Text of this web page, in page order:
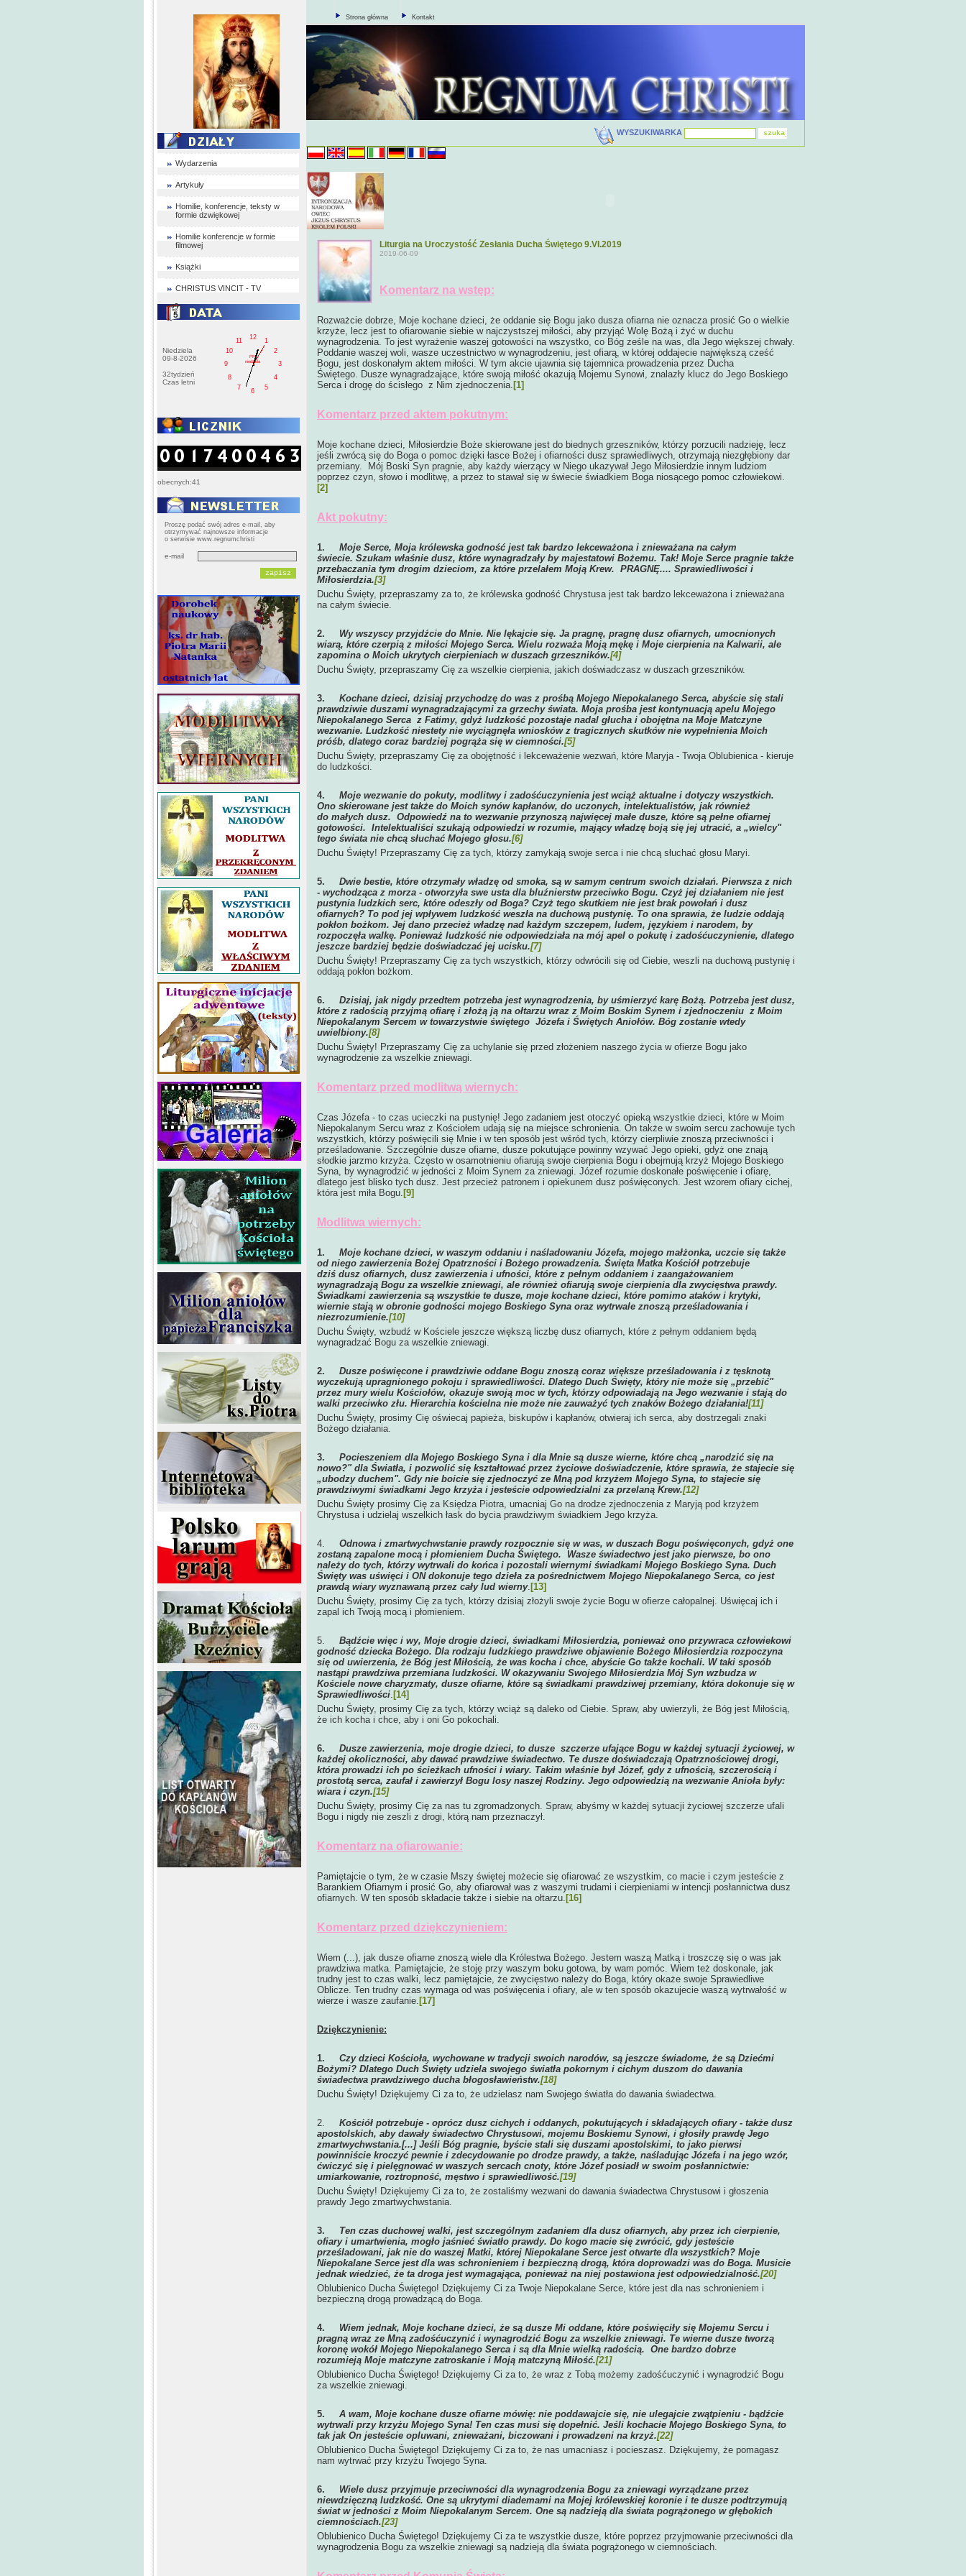
Wydarzenia
Artykuły
Homilie, konferencje, teksty w
formie dzwiękowej
Homilie konferencje w formie
filmowej
Książki
CHRISTUS VINCIT - TV
Niedziela
09-8-2026
32tydzień
Czas letni
1
2
3
4
5
6
7
8
9
10
11
12
PM
niedziela
obecnych:41
Proszę podać swój adres e-mail, aby
otrzymywać najnowsze informacje
o serwisie www.regnumchristi
e-mail
Strona główna Kontakt
WYSZUKIWARKA
Liturgia na Uroczystość Zesłania Ducha Świętego 9.VI.2019
2019-06-09
Komentarz na wstęp:
Rozważcie dobrze, Moje kochane dzieci, że oddanie się Bogu jako dusza ofiarna nie oznacza prosić Go o wielkie
krzyże, lecz jest to ofiarowanie siebie w najczystszej miłości, aby przyjąć Wolę Bożą i żyć w duchu
wynagrodzenia. To jest wyrażenie waszej gotowości na wszystko, co Bóg ześle na was, dla Jego większej chwały.
Poddanie waszej woli, wasze uczestnictwo w wynagrodzeniu, jest ofiarą, w której oddajecie największą cześć
Bogu, jest doskonałym aktem miłości. W tym akcie ujawnia się tajemnica prowadzenia przez Ducha
Świętego. Dusze wynagradzające, które swoją miłość okazują Mojemu Synowi, znalazły klucz do Jego Boskiego
Serca i drogę do ścisłego z Nim zjednoczenia. [1]
Komentarz przed aktem pokutnym:
Moje kochane dzieci, Miłosierdzie Boże skierowane jest do biednych grzeszników, którzy porzucili nadzieję, lecz
jeśli zwrócą się do Boga o pomoc dzięki łasce Bożej i ofiarności dusz sprawiedliwych, otrzymają niezgłębiony dar
przemiany. Mój Boski Syn pragnie, aby każdy wierzący w Niego ukazywał Jego Miłosierdzie innym ludziom
poprzez czyn, słowo i modlitwę, a przez to stawał się w świecie świadkiem Boga niosącego pomoc człowiekowi.
[2]
Akt pokutny:
1. Moje Serce, Moja królewska godność jest tak bardzo lekceważona i znieważana na całym
świecie. Szukam właśnie dusz, które wynagradzały by majestatowi Bożemu. Tak! Moje Serce pragnie także
przebaczania tym drogim dzieciom, za które przelałem Moją Krew. PRAGNĘ.... Sprawiedliwości i
Miłosierdzia.[3]
Duchu Święty, przepraszamy za to, że królewska godność Chrystusa jest tak bardzo lekceważona i znieważana
na całym świecie.
2. Wy wszyscy przyjdźcie do Mnie. Nie lękajcie się. Ja pragnę, pragnę dusz ofiarnych, umocnionych
wiarą, które czerpią z miłości Mojego Serca. Wielu rozważa Moją mękę i Moje cierpienia na Kalwarii, ale
zapomina o Moich ukrytych cierpieniach w duszach grzeszników.[4]
Duchu Święty, przepraszamy Cię za wszelkie cierpienia, jakich doświadczasz w duszach grzeszników.
3. Kochane dzieci, dzisiaj przychodzę do was z prośbą Mojego Niepokalanego Serca, abyście się stali
prawdziwie duszami wynagradzającymi za grzechy świata. Moja prośba jest kontynuacją apelu Mojego
Niepokalanego Serca z Fatimy, gdyż ludzkość pozostaje nadal głucha i obojętna na Moje Matczyne
wezwanie. Ludzkość niestety nie wyciągnęła wniosków z tragicznych skutków nie wypełnienia Moich
próśb, dlatego coraz bardziej pogrąża się w ciemności.[5]
Duchu Święty, przepraszamy Cię za obojętność i lekceważenie wezwań, które Maryja - Twoja Oblubienica - kieruje
do ludzkości.
4. Moje wezwanie do pokuty, modlitwy i zadośćuczynienia jest wciąż aktualne i dotyczy wszystkich.
Ono skierowane jest także do Moich synów kapłanów, do uczonych, intelektualistów, jak również
do małych dusz. Odpowiedź na to wezwanie przynoszą najwięcej małe dusze, które są pełne ofiarnej
gotowości. Intelektualiści szukają odpowiedzi w rozumie, mający władzę boją się jej utracić, a „wielcy"
tego świata nie chcą słuchać Mojego głosu.[6]
Duchu Święty! Przepraszamy Cię za tych, którzy zamykają swoje serca i nie chcą słuchać głosu Maryi.
5. Dwie bestie, które otrzymały władzę od smoka, są w samym centrum swoich działań. Pierwsza z nich
- wychodząca z morza - otworzyła swe usta dla bluźnierstw przeciwko Bogu. Czyż jej działaniem nie jest
pustynia ludzkich serc, które odeszły od Boga? Czyż tego skutkiem nie jest brak powołań i dusz
ofiarnych? To pod jej wpływem ludzkość weszła na duchową pustynię. To ona sprawia, że ludzie oddają
pokłon bożkom. Jej dano przecież władzę nad każdym szczepem, ludem, językiem i narodem, by
rozpoczęła walkę. Ponieważ ludzkość nie odpowiedziała na mój apel o pokutę i zadośćuczynienie, dlatego
jeszcze bardziej będzie doświadczać jej ucisku.[7]
Duchu Święty! Przepraszamy Cię za tych wszystkich, którzy odwrócili się od Ciebie, weszli na duchową pustynię i
oddają pokłon bożkom.
6. Dzisiaj, jak nigdy przedtem potrzeba jest wynagrodzenia, by uśmierzyć karę Bożą. Potrzeba jest dusz,
które z radością przyjmą ofiarę i złożą ją na ołtarzu wraz z Moim Boskim Synem i zjednoczeniu z Moim
Niepokalanym Sercem w towarzystwie świętego Józefa i Świętych Aniołów. Bóg zostanie wtedy
uwielbiony.[8]
Duchu Święty! Przepraszamy Cię za uchylanie się przed złożeniem naszego życia w ofierze Bogu jako
wynagrodzenie za wszelkie zniewagi.
Komentarz przed modlitwą wiernych:
Czas Józefa - to czas ucieczki na pustynię! Jego zadaniem jest otoczyć opieką wszystkie dzieci, które w Moim
Niepokalanym Sercu wraz z Kościołem udają się na miejsce schronienia. On także w swoim sercu zachowuje tych
wszystkich, którzy poświęcili się Mnie i w ten sposób jest wśród tych, którzy cierpliwie znoszą przeciwności i
prześladowanie. Szczególnie dusze ofiarne, dusze pokutujące powinny wzywać Jego opieki, gdyż one znają
słodkie jarzmo krzyża. Często w osamotnieniu ofiarują swoje cierpienia Bogu i obejmują krzyż Mojego Boskiego
Syna, by wynagrodzić w jedności z Moim Synem za zniewagi. Józef rozumie doskonałe poświęcenie i ofiarę,
dlatego jest blisko tych dusz. Jest przecież patronem i opiekunem dusz poświęconych. Jest wzorem ofiary cichej,
która jest miła Bogu. [9]
Modlitwa wiernych:
1. Moje kochane dzieci, w waszym oddaniu i naśladowaniu Józefa, mojego małżonka, uczcie się także
od niego zawierzenia Bożej Opatrzności i Bożego prowadzenia. Święta Matka Kościół potrzebuje
dziś dusz ofiarnych, dusz zawierzenia i ufności, które z pełnym oddaniem i zaangażowaniem
wynagradzają Bogu za wszelkie zniewagi, ale również ofiarują swoje cierpienia dla zwycięstwa prawdy.
Świadkami zawierzenia są wszystkie te dusze, moje kochane dzieci, które pomimo ataków i krytyki,
wiernie stają w obronie godności mojego Boskiego Syna oraz wytrwale znoszą prześladowania i
niezrozumienie.[10]
Duchu Święty, wzbudź w Kościele jeszcze większą liczbę dusz ofiarnych, które z pełnym oddaniem będą
wynagradzać Bogu za wszelkie zniewagi.
2. Dusze poświęcone i prawdziwie oddane Bogu znoszą coraz większe prześladowania i z tęsknotą
wyczekują upragnionego pokoju i sprawiedliwości. Dlatego Duch Święty, który nie może się „przebić"
przez mury wielu Kościołów, okazuje swoją moc w tych, którzy odpowiadają na Jego wezwanie i stają do
walki przeciwko złu. Hierarchia kościelna nie może nie zauważyć tych znaków Bożego działania![11]
Duchu Święty, prosimy Cię oświecaj papieża, biskupów i kapłanów, otwieraj ich serca, aby dostrzegali znaki
Bożego działania.
3. Pocieszeniem dla Mojego Boskiego Syna i dla Mnie są dusze wierne, które chcą „narodzić się na
nowo?" dla Światła, i pozwolić się kształtować przez życiowe doświadczenie, które sprawia, że stajecie się
„ubodzy duchem". Gdy nie boicie się zjednoczyć ze Mną pod krzyżem Mojego Syna, to stajecie się
prawdziwymi świadkami Jego krzyża i jesteście odpowiedzialni za przelaną Krew.[12]
Duchu Święty prosimy Cię za Księdza Piotra, umacniaj Go na drodze zjednoczenia z Maryją pod krzyżem
Chrystusa i udzielaj wszelkich łask do bycia prawdziwym świadkiem Jego krzyża.
4. Odnowa i zmartwychwstanie prawdy rozpocznie się w was, w duszach Bogu poświęconych, gdyż one
zostaną zapalone mocą i płomieniem Ducha Świętego. Wasze świadectwo jest jako pierwsze, bo ono
należy do tych, którzy wytrwali do końca i pozostali wiernymi świadkami Mojego Boskiego Syna. Duch
Święty was uświęci i ON dokonuje tego dzieła za pośrednictwem Mojego Niepokalanego Serca, co jest
prawdą wiary wyznawaną przez cały lud wierny. [13]
Duchu Święty, prosimy Cię za tych, którzy dzisiaj złożyli swoje życie Bogu w ofierze całopalnej. Uświęcaj ich i
zapal ich Twoją mocą i płomieniem.
5. Bądźcie więc i wy, Moje drogie dzieci, świadkami Miłosierdzia, ponieważ ono przywraca człowiekowi
godność dziecka Bożego. Dla rodzaju ludzkiego prawdziwe objawienie Bożego Miłosierdzia rozpoczyna
się od uwierzenia, że Bóg jest Miłością, że was kocha i chce, abyście Go także kochali. W taki sposób
nastąpi prawdziwa przemiana ludzkości. W okazywaniu Swojego Miłosierdzia Mój Syn wzbudza w
Kościele nowe charyzmaty, dusze ofiarne, które są świadkami prawdziwej przemiany, która dokonuje się w
Sprawiedliwości. [14]
Duchu Święty, prosimy Cię za tych, którzy wciąż są daleko od Ciebie. Spraw, aby uwierzyli, że Bóg jest Miłością,
że ich kocha i chce, aby i oni Go pokochali.
6. Dusze zawierzenia, moje drogie dzieci, to dusze szczerze ufające Bogu w każdej sytuacji życiowej, w
każdej okoliczności, aby dawać prawdziwe świadectwo. Te dusze doświadczają Opatrznościowej drogi,
która prowadzi ich po ścieżkach ufności i wiary. Takim właśnie był Józef, gdy z ufnością, szczerością i
prostotą serca, zaufał i zawierzył Bogu losy naszej Rodziny. Jego odpowiedzią na wezwanie Anioła były:
wiara i czyn.[15]
Duchu Święty, prosimy Cię za nas tu zgromadzonych. Spraw, abyśmy w każdej sytuacji życiowej szczerze ufali
Bogu i nigdy nie zeszli z drogi, którą nam przeznaczył.
Komentarz na ofiarowanie:
Pamiętajcie o tym, że w czasie Mszy świętej możecie się ofiarować ze wszystkim, co macie i czym jesteście z
Barankiem Ofiarnym i prosić Go, aby ofiarował was z waszymi trudami i cierpieniami w intencji posłannictwa dusz
ofiarnych. W ten sposób składacie także i siebie na ołtarzu. [16]
Komentarz przed dziękczynieniem:
Wiem (...), jak dusze ofiarne znoszą wiele dla Królestwa Bożego. Jestem waszą Matką i troszczę się o was jak
prawdziwa matka. Pamiętajcie, że stoję przy waszym boku gotowa, by wam pomóc. Wiem też doskonale, jak
trudny jest to czas walki, lecz pamiętajcie, że zwycięstwo należy do Boga, który okaże swoje Sprawiedliwe
Oblicze. Ten trudny czas wymaga od was poświęcenia i ofiary, ale w ten sposób okazujecie waszą wytrwałość w
wierze i wasze zaufanie. [17]
Dziękczynienie:
1. Czy dzieci Kościoła, wychowane w tradycji swoich narodów, są jeszcze świadome, że są Dziećmi
Bożymi? Dlatego Duch Święty udziela swojego światła pokornym i cichym duszom do dawania
świadectwa prawdziwego ducha błogosławieństw.[18]
Duchu Święty! Dziękujemy Ci za to, że udzielasz nam Swojego światła do dawania świadectwa.
2. Kościół potrzebuje - oprócz dusz cichych i oddanych, pokutujących i składających ofiary - także dusz
apostolskich, aby dawały świadectwo Chrystusowi, mojemu Boskiemu Synowi, i głosiły prawdę Jego
zmartwychwstania.[...] Jeśli Bóg pragnie, byście stali się duszami apostolskimi, to jako pierwsi
powinniście kroczyć pewnie i zdecydowanie po drodze prawdy, a także, naśladując Józefa i na jego wzór,
ćwiczyć się i pielęgnować w waszych sercach cnoty, które Józef posiadł w swoim posłannictwie:
umiarkowanie, roztropność, męstwo i sprawiedliwość.[19]
Duchu Święty! Dziękujemy Ci za to, że zostaliśmy wezwani do dawania świadectwa Chrystusowi i głoszenia
prawdy Jego zmartwychwstania.
3. Ten czas duchowej walki, jest szczególnym zadaniem dla dusz ofiarnych, aby przez ich cierpienie,
ofiary i umartwienia, mogło jaśnieć światło prawdy. Do kogo macie się zwrócić, gdy jesteście
prześladowani, jak nie do waszej Matki, której Niepokalane Serce jest otwarte dla wszystkich? Moje
Niepokalane Serce jest dla was schronieniem i bezpieczną drogą, która doprowadzi was do Boga. Musicie
jednak wiedzieć, że ta droga jest wymagająca, ponieważ na niej postawiona jest odpowiedzialność.[20]
Oblubienico Ducha Świętego! Dziękujemy Ci za Twoje Niepokalane Serce, które jest dla nas schronieniem i
bezpieczną drogą prowadzącą do Boga.
4. Wiem jednak, Moje kochane dzieci, że są dusze Mi oddane, które poświęciły się Mojemu Sercu i
pragną wraz ze Mną zadośćuczynić i wynagrodzić Bogu za wszelkie zniewagi. Te wierne dusze tworzą
koronę wokół Mojego Niepokalanego Serca i są dla Mnie wielką radością. One bardzo dobrze
rozumieją Moje matczyne zatroskanie i Moją matczyną Miłość.[21]
Oblubienico Ducha Świętego! Dziękujemy Ci za to, że wraz z Tobą możemy zadośćuczynić i wynagrodzić Bogu
za wszelkie zniewagi.
5. A wam, Moje kochane dusze ofiarne mówię: nie poddawajcie się, nie ulegajcie zwątpieniu - bądźcie
wytrwali przy krzyżu Mojego Syna! Ten czas musi się dopełnić. Jeśli kochacie Mojego Boskiego Syna, to
tak jak On jesteście opluwani, znieważani, biczowani i prowadzeni na krzyż.[22]
Oblubienico Ducha Świętego! Dziękujemy Ci za to, że nas umacniasz i pocieszasz. Dziękujemy, że pomagasz
nam wytrwać przy krzyżu Twojego Syna.
6. Wiele dusz przyjmuje przeciwności dla wynagrodzenia Bogu za zniewagi wyrządzane przez
niewdzięczną ludzkość. One są ukrytymi diademami na Mojej królewskiej koronie i te dusze podtrzymują
świat w jedności z Moim Niepokalanym Sercem. One są nadzieją dla świata pogrążonego w głębokich
ciemnościach.[23]
Oblubienico Ducha Świętego! Dziękujemy Ci za te wszystkie dusze, które poprzez przyjmowanie przeciwności dla
wynagrodzenia Bogu za wszelkie zniewagi są nadzieją dla świata pogrążonego w ciemnościach.